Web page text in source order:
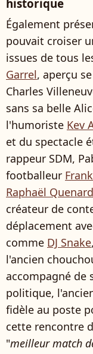
historique
Également
pouvait croiser
issues de tous
Garrel, aperçu
Charles
sans sa belle
l'humoriste Kev
et du spectacle
rappeur SDM,
footballeur
Raphaël Quenard
créateur de
déplacement
comme DJ Snake
l'ancien
accompagné de
politique,
fidèle au poste
cette rencontre
"meilleur match